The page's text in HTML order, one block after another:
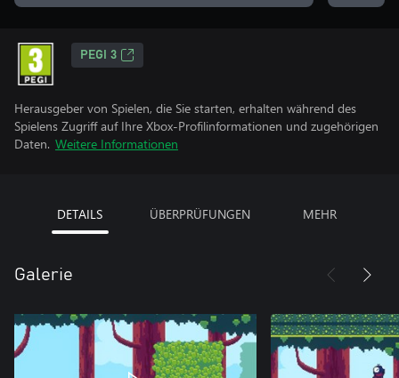
PEGI 3
Herausgeber von Spielen, die Sie starten, erhalten während des
Spielens Zugriff auf Ihre Xbox-Profilinformationen und zugehörigen
Daten. Weitere Informationen
DETAILS ÜBERPRÜFUNGEN MEHR
Galerie